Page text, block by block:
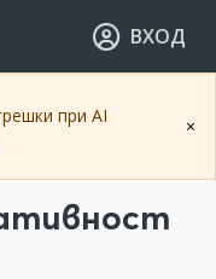
ВХОД
×
при AI